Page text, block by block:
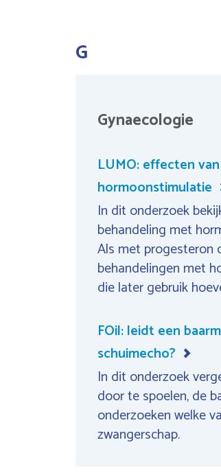
G
Gynaecologie
LUMO: effecten
hormoonstimulatie
In dit onderzoek
behandeling met
Als met progesteron
behandelingen met
die later gebruik
FOil: leidt een
schuimecho?
In dit onderzoek
door te spoelen, de
onderzoeken welke
zwangerschap.